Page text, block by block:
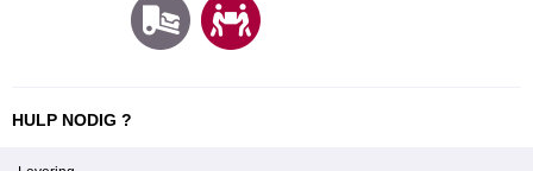
HULP NODIG ?